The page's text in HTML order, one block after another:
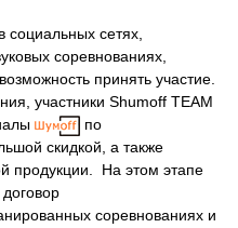
социальных сетях,
соревнованиях,
принять участие.
участники Shumoff TEAM
по
скидкой, а также
продукции. На этом этапе
соревнованиях и